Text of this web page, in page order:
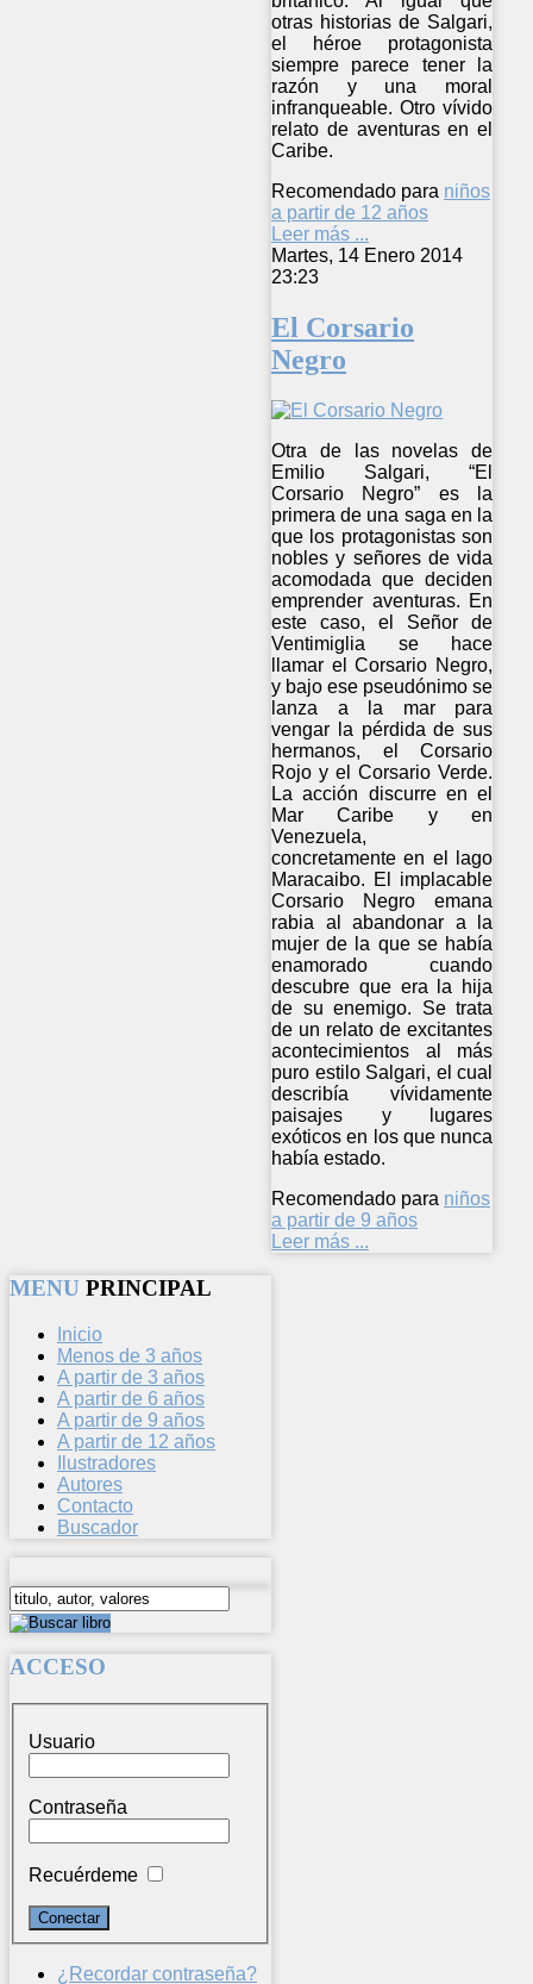
otras historias de Salgari,
el héroe protagonista
siempre parece tener la
razón y una moral
infranqueable. Otro vívido
relato de aventuras en el
Caribe.
Recomendado para niños
a partir de 12 años
Leer más ...
Martes, 14 Enero 2014
23:23
El Corsario
Negro
Otra de las novelas de
Emilio Salgari, “El
Corsario Negro” es la
primera de una saga en la
que los protagonistas son
nobles y señores de vida
acomodada que deciden
emprender aventuras. En
este caso, el Señor de
Ventimiglia se hace
llamar el Corsario Negro,
y bajo ese pseudónimo se
lanza a la mar para
vengar la pérdida de sus
hermanos, el Corsario
Rojo y el Corsario Verde.
La acción discurre en el
Mar Caribe y en
Venezuela,
concretamente en el lago
Maracaibo. El implacable
Corsario Negro emana
rabia al abandonar a la
mujer de la que se había
enamorado cuando
descubre que era la hija
de su enemigo. Se trata
de un relato de excitantes
acontecimientos al más
puro estilo Salgari, el cual
describía vívidamente
paisajes y lugares
exóticos en los que nunca
había estado.
Recomendado para niños
a partir de 9 años
Leer más ...
MENU PRINCIPAL
Inicio
Menos de 3 años
A partir de 3 años
A partir de 6 años
A partir de 9 años
A partir de 12 años
Ilustradores
Autores
Contacto
Buscador
ACCESO
Usuario
Contraseña
Recuérdeme
¿Recordar contraseña?